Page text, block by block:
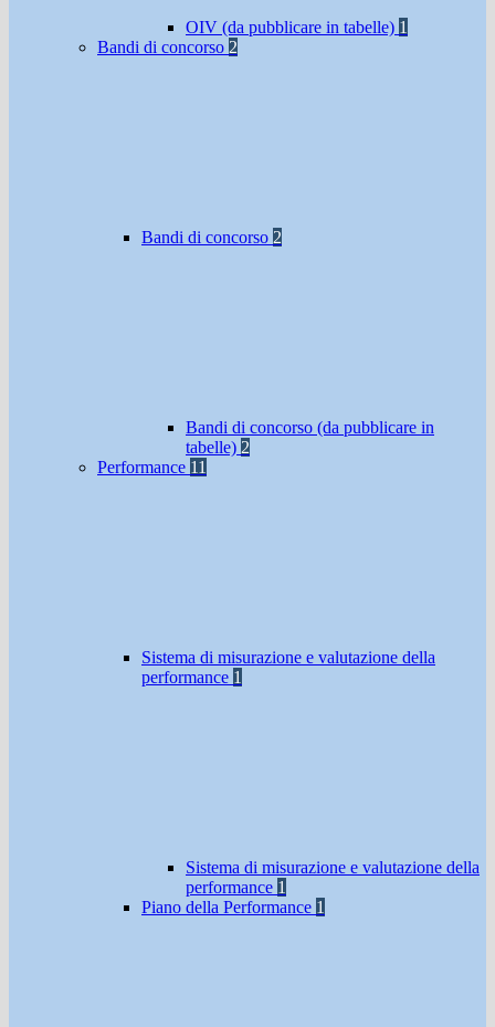
OIV (da pubblicare in tabelle) 1
Bandi di concorso 2
Bandi di concorso 2
Bandi di concorso (da pubblicare in
tabelle) 2
Performance 11
Sistema di misurazione e valutazione della
performance 1
Sistema di misurazione e valutazione della
performance 1
Piano della Performance 1